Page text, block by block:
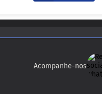
Acompanhe-nos